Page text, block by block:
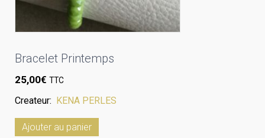
Bracelet Printemps
25,00€ TTC
Createur: KENA PERLES
Ajouter au panier